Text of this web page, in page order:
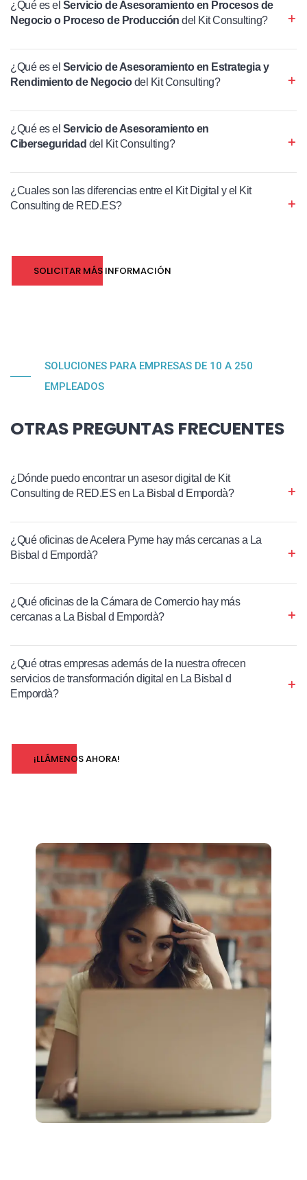
¿Qué es el Servicio de Asesoramiento en Procesos de
Negocio o Proceso de Producción del Kit Consulting?
¿Qué es el Servicio de Asesoramiento en Estrategia y
Rendimiento de Negociodel Kit Consulting?
¿Qué es el Servicio de Asesoramiento en
Ciberseguridad del Kit Consulting?
¿Cuales son las diferencias entre el Kit Digital y el Kit
Consulting de RED.ES?
SOLICITAR MÁS INFORMACIÓN
SOLUCIONES PARA EMPRESAS DE 10 A 250
EMPLEADOS
OTRAS PREGUNTAS FRECUENTES
¿Dónde puedo encontrar un asesor digital de Kit
Consulting de RED.ES en La Bisbal d Empordà?
¿Qué oficinas de Acelera Pyme hay más cercanas a La
Bisbal d Empordà?
¿Qué oficinas de la Cámara de Comercio hay más
cercanas a La Bisbal d Empordà?
¿Qué otras empresas además de la nuestra ofrecen
servicios de transformación digital en La Bisbal d
Empordà?
¡LLÁMENOS AHORA!